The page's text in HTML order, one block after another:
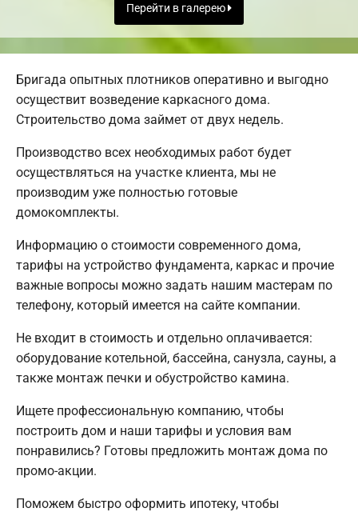
Перейти в галерею
Бригада опытных плотников оперативно и выгодно
осуществит возведение каркасного дома.
Строительство дома займет от двух недель.
Производство всех необходимых работ будет
осуществляться на участке клиента, мы не
производим уже полностью готовые
домокомплекты.
Информацию о стоимости современного дома,
тарифы на устройство фундамента, каркас и прочие
важные вопросы можно задать нашим мастерам по
телефону, который имеется на сайте компании.
Не входит в стоимость и отдельно оплачивается:
оборудование котельной, бассейна, санузла, сауны, а
также монтаж печки и обустройство камина.
Ищете профессиональную компанию, чтобы
построить дом и наши тарифы и условия вам
понравились? Готовы предложить монтаж дома по
промо-акции.
Поможем быстро оформить ипотеку, чтобы